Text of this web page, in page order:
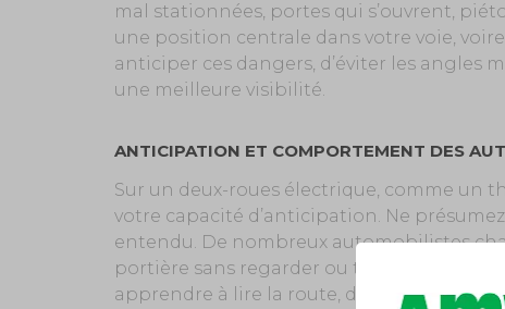
mal stationnées, portes qui s’ouvrent,
une position centrale dans votre voie,
anticiper ces dangers, d’éviter les angles
une meilleure visibilité.
ANTICIPATION ET COMPORTEMENT DES
Sur un deux-roues électrique, comme un
votre capacité d’anticipation. Ne
entendu. De nombreux automobilistes
portière sans regarder ou tournent sans
apprendre à lire la route, deviner les